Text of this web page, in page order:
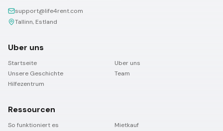
support@life4rent.com
Tallinn, Estland
Uber uns
Startseite
Uber uns
Unsere Geschichte
Team
Hilfezentrum
Ressourcen
So funktioniert es
Mietkauf